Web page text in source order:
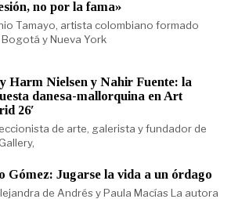
no por la fama»
Tamayo, artista colombiano formado
y Nueva York
Harm Nielsen y Nahir Fuente: la
danesa-mallorquina en Art
26′
de arte, galerista y fundador de
Gómez: Jugarse la vida a un órdago
de Andrés y Paula Macías La autora